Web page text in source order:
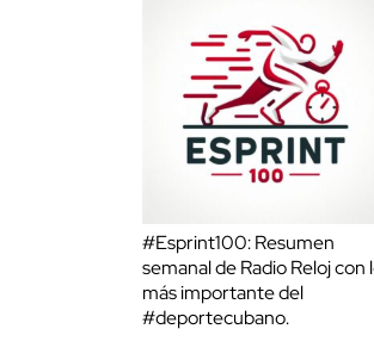
#Esprint100: Resumen
semanal de Radio Reloj con
más importante del
#deportecubano.